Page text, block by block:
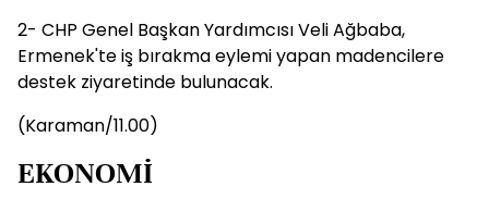
2- CHP Genel Başkan Yardımcısı Veli Ağbaba,
Ermenek'te iş bırakma eylemi yapan madencilere
destek ziyaretinde bulunacak.
(Karaman/11.00)
EKONOMİ